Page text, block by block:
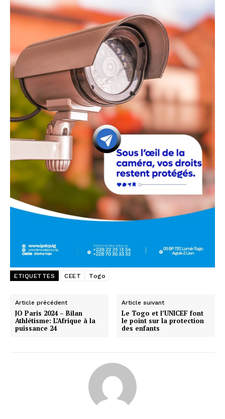
ETIQUETTES CEET Togo
Article précédent
JO Paris 2024 – Bilan
Athlétisme: L’Afrique à la
puissance 24
Article suivant
Le Togo et l’UNICEF font
le point sur la protection
des enfants